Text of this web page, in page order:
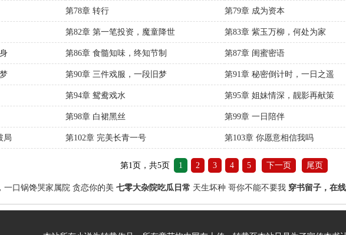
第78章 转行 第79章 成为资本
第82章 第一笔投资，魔童降世 第83章 紫玉万柳，何处为家
第86章 食髓知味，终知节制 第87章 闺蜜密语
第90章 三件戏服，一段旧梦 第91章 秘密倒计时，一日之遥
第94章 鸳鸯戏水 第95章 姐妹情深，靓影再献策
第98章 白裙黑丝 第99章 一日陪伴
局 第102章 完美长青一号 第103章 你愿意相信我吗
第1页，共5页 1 2 3 4 5 下一页 尾页
一口锅馋哭家属院 贪恋你的美 七零大杂院吃瓜日常 天生坏种 哥你不能不要我 穿书留子，在